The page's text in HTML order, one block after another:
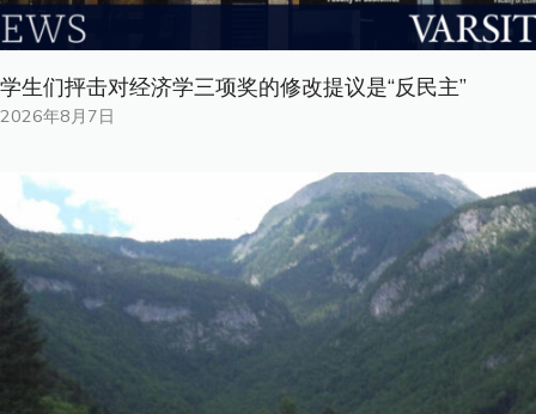
学生们抨击对经济学三项奖的修改提议是“反民主”
2026年8月7日